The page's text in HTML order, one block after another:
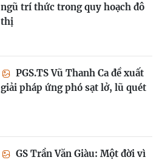
ngũ trí thức trong quy hoạch đô
thị
PGS.TS Vũ Thanh Ca đề xuất
giải pháp ứng phó sạt lở, lũ quét
GS Trần Văn Giàu: Một đời vì